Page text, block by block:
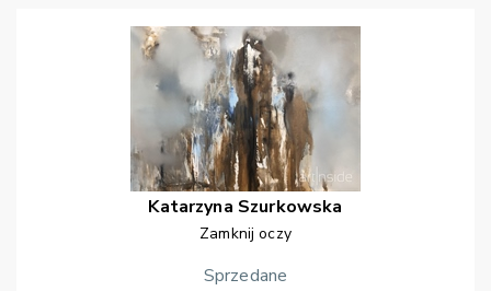
Katarzyna Szurkowska
Zamknij oczy
Sprzedane